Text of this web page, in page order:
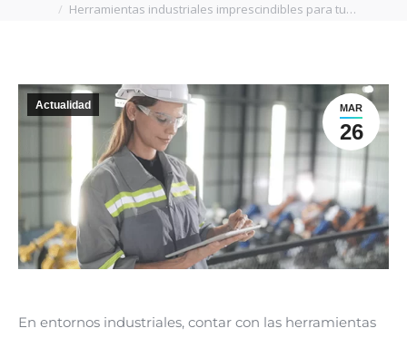
Herramientas industriales imprescindibles para tu…
MAR
26
Actualidad
En entornos industriales, contar con las herramientas